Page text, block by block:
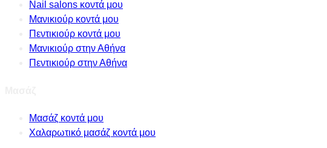
Nail salons κοντά μου
Μανικιούρ κοντά μου
Πεντικιούρ κοντά μου
Μανικιούρ στην Αθήνα
Πεντικιούρ στην Αθήνα
Μασάζ κοντά μου
Χαλαρωτικό μασάζ κοντά μου